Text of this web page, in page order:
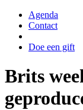
Agenda
Contact
Doe een gift
Brits